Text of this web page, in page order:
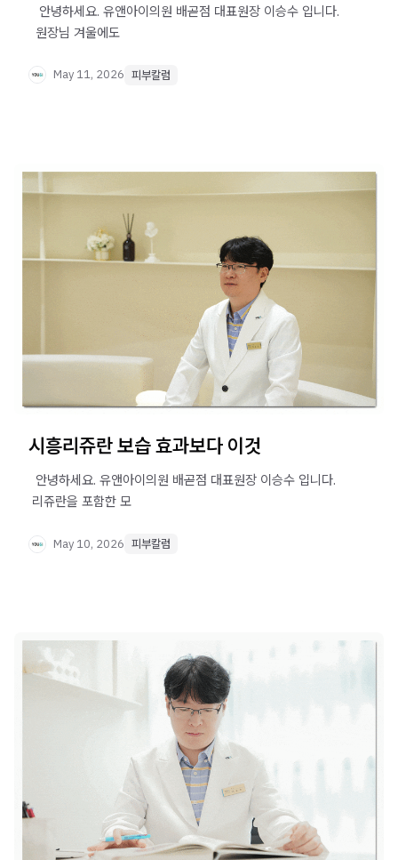
​ ​ ​ 안녕하세요. 유앤아이의원 배곧점 대표원장 이승수 입니다.
​ ​ 원장님 겨울에도
May 11, 2026 피부칼럼
시흥리쥬란 보습 효과보다 이것
​ ​ 안녕하세요. 유앤아이의원 배곧점 대표원장 이승수 입니다. ​
​ 리쥬란을 포함한 모
May 10, 2026 피부칼럼